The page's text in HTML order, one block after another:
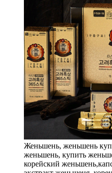
Женьшень, женьшень
женьшень, купить
корейский